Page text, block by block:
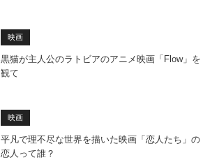
映画
黒猫が主人公のラトビアのアニメ映画「Flow」を
観て
映画
平凡で理不尽な世界を描いた映画「恋人たち」の
恋人って誰？